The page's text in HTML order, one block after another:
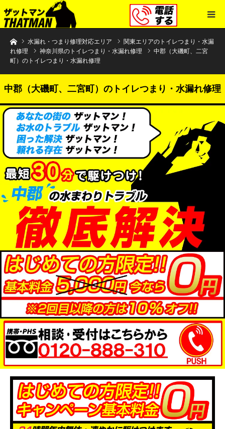
水まわりトラブル解決のザットマン
水漏れ・つまり修理対応エリア
関東エリアのトイレつまり・水漏
れ修理
神奈川県のトイレつまり・水漏れ修理
中郡（大磯町、二宮
町）のトイレつまり・水漏れ修理
中郡（大磯町、二宮町）のトイレつまり・水漏れ修理